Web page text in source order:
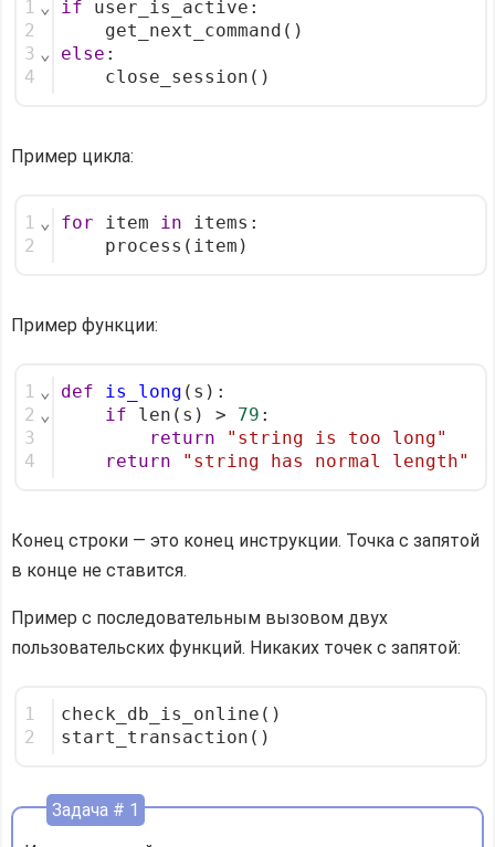
1
2
3
4
⌄
⌄
if user_is_active:
    get_next_command()
else :
    close_session()
Пример цикла:
1
2
⌄ for item in items:
    process(item)
Пример функции:
1
2
3
4
⌄
⌄
def is_long (s):
if len(s) > 79 :
return
"string is too long"
return
"string has normal length"
Конец строки — это конец инструкции. Точка с запятой
в конце не ставится.
Пример с последовательным вызовом двух
пользовательских функций. Никаких точек с запятой:
1
2
check_db_is_online()
start_transaction()
Задача # 1